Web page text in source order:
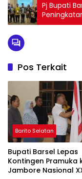
Pj Bupati
Palangka
Pos Terkait
Barito Selatan
Bupati Barsel Lepas
Kontingen Pramuka
Jambore Nasional